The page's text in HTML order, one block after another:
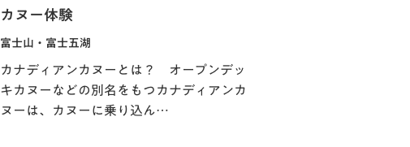
カヌー体験
富士山・富士五湖
カナディアンカヌーとは？ オープンデッ
キカヌーなどの別名をもつカナディアンカ
ヌーは、カヌーに乗り込ん…